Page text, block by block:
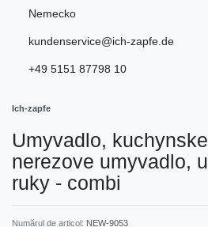
Nemecko
kundenservice@ich-zapfe.de
+49 5151 87798 10
Ich-zapfe
Umyvadlo,
nerezove umyvadlo,
ruky - combi
Numărul de articol: NEW-9053